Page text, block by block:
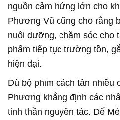
nguồn cảm hứng lớn cho
Phương Vũ cũng cho rằng
nuôi dưỡng, chăm sóc cho
phẩm tiếp tục trường tồn,
hiện đại.
Dù bộ phim cách tân nhiều
Phương khẳng định các
tinh thần nguyên tác. Dế